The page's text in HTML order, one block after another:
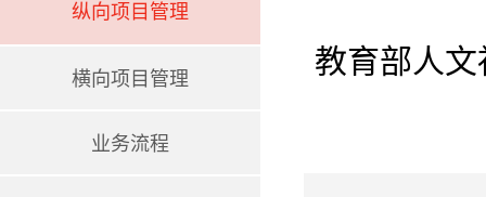
纵向项目管理
横向项目管理
业务流程
教育部人